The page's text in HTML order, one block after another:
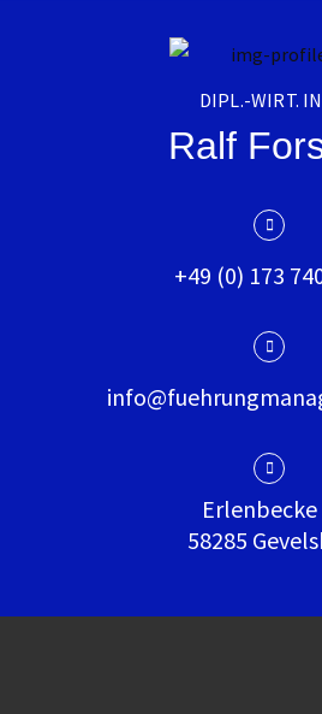
DIPL.-WIRT.
Ralf
+49 (0) 173
Erlenbecke
58285